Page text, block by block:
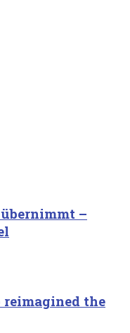
–
reimagined the